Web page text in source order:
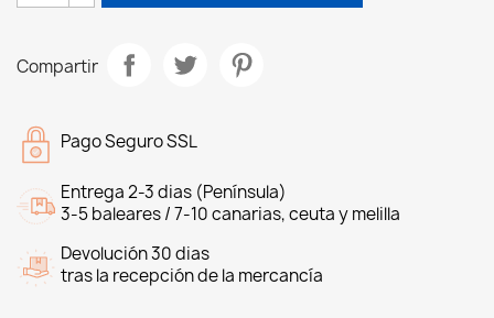
Compartir
Pago Seguro SSL
Entrega 2-3 dias (Península)
3-5 baleares / 7-10 canarias, ceuta y melilla
Devolución 30 dias
tras la recepción de la mercancía